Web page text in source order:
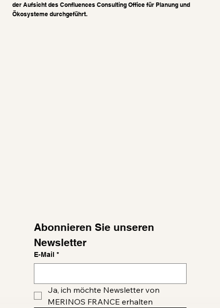
der Aufsicht des Confluences Consulting Office für Planung und
Ökosysteme durchgeführt.
Abonnieren Sie unseren
Newsletter
E-Mail *
Ja, ich möchte Newsletter von
MERINOS FRANCE erhalten